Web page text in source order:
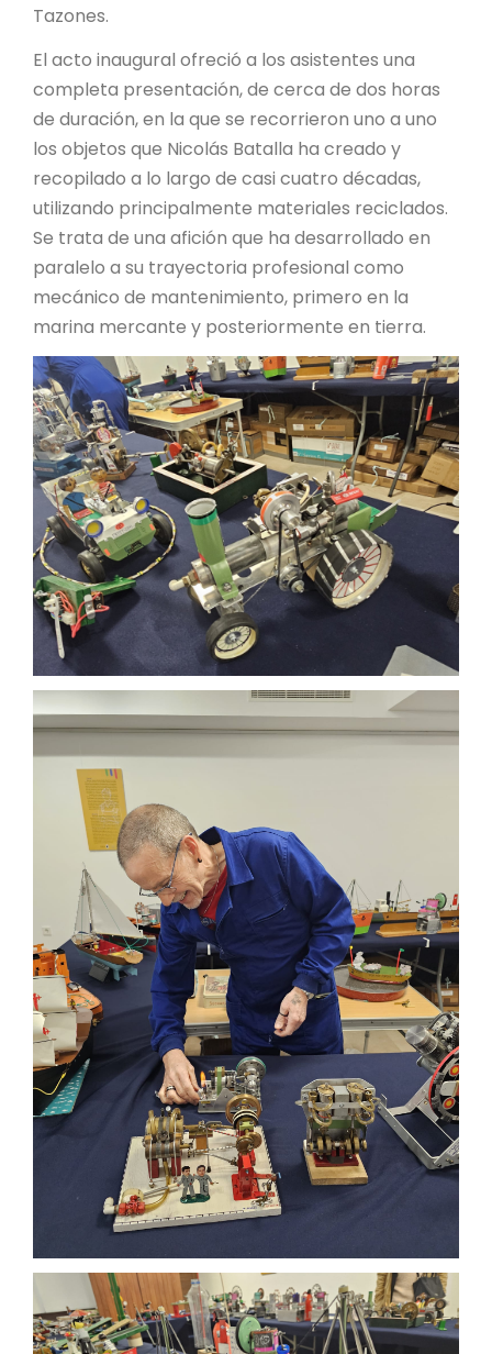
Tazones.
El acto inaugural ofreció a los asistentes una
completa presentación, de cerca de dos horas
de duración, en la que se recorrieron uno a uno
los objetos que Nicolás Batalla ha creado y
recopilado a lo largo de casi cuatro décadas,
utilizando principalmente materiales reciclados.
Se trata de una afición que ha desarrollado en
paralelo a su trayectoria profesional como
mecánico de mantenimiento, primero en la
marina mercante y posteriormente en tierra.